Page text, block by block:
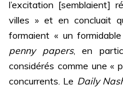
l’excitation [semblaient]
villes » et en concluait
formaient « un
penny papers, en
considérés comme une «
concurrents. Le Daily